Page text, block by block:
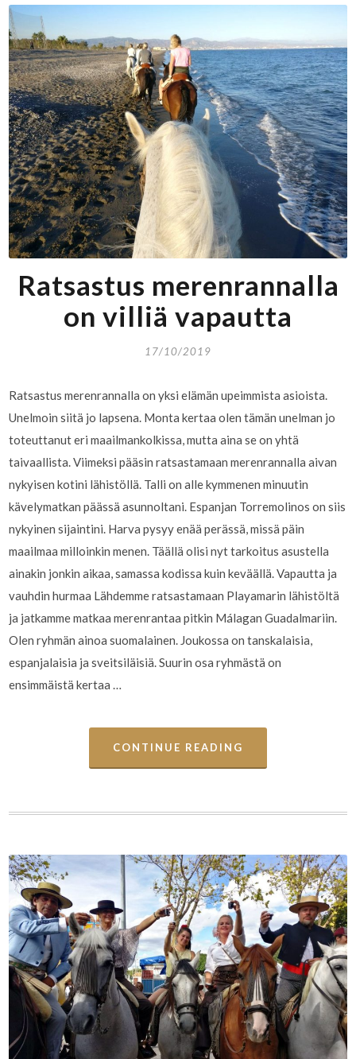
Ratsastus merenrannalla
on villiä vapautta
17/10/2019
Ratsastus merenrannalla on yksi elämän upeimmista asioista.
Unelmoin siitä jo lapsena. Monta kertaa olen tämän unelman jo
toteuttanut eri maailmankolkissa, mutta aina se on yhtä
taivaallista. Viimeksi pääsin ratsastamaan merenrannalla aivan
nykyisen kotini lähistöllä. Talli on alle kymmenen minuutin
kävelymatkan päässä asunnoltani. Espanjan Torremolinos on siis
nykyinen sijaintini. Harva pysyy enää perässä, missä päin
maailmaa milloinkin menen. Täällä olisi nyt tarkoitus asustella
ainakin jonkin aikaa, samassa kodissa kuin keväällä. Vapautta ja
vauhdin hurmaa Lähdemme ratsastamaan Playamarin lähistöltä
ja jatkamme matkaa merenrantaa pitkin Málagan Guadalmariin.
Olen ryhmän ainoa suomalainen. Joukossa on tanskalaisia,
espanjalaisia ja sveitsiläisiä. Suurin osa ryhmästä on
ensimmäistä kertaa …
CONTINUE READING